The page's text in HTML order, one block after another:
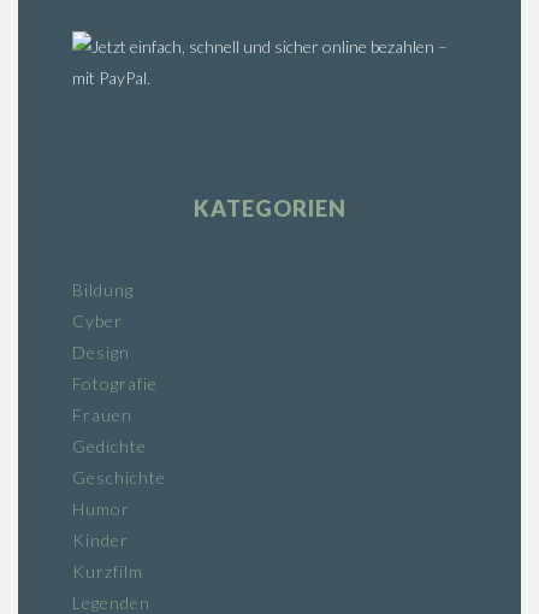
KATEGORIEN
Bildung
Cyber
Design
Fotografie
Frauen
Gedichte
Geschichte
Humor
Kinder
Kurzfilm
Legenden